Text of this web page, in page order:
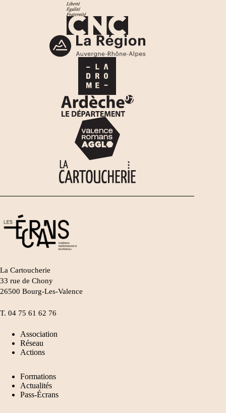
La Cartoucherie
33 rue de Chony
26500 Bourg-Les-Valence
T. 04 75 61 62 76
Association
Réseau
Actions
Formations
Actualités
Pass-Écrans